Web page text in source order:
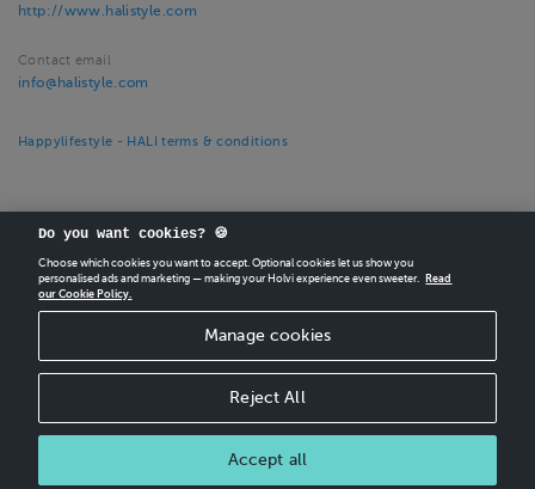
http://www.halistyle.com
Contact email
info@halistyle.com
Happylifestyle - HALI terms & conditions
CREATEYOUR OWN HOLVI ONLINE STORE IN MINUTES.
Do you want cookies? 🍪
Choose which cookies you want to accept. Optional cookies let us show you
personalised ads and marketing — making your Holvi experience even sweeter.
Read
our Cookie Policy.
Manage cookies
Reject All
Accept all